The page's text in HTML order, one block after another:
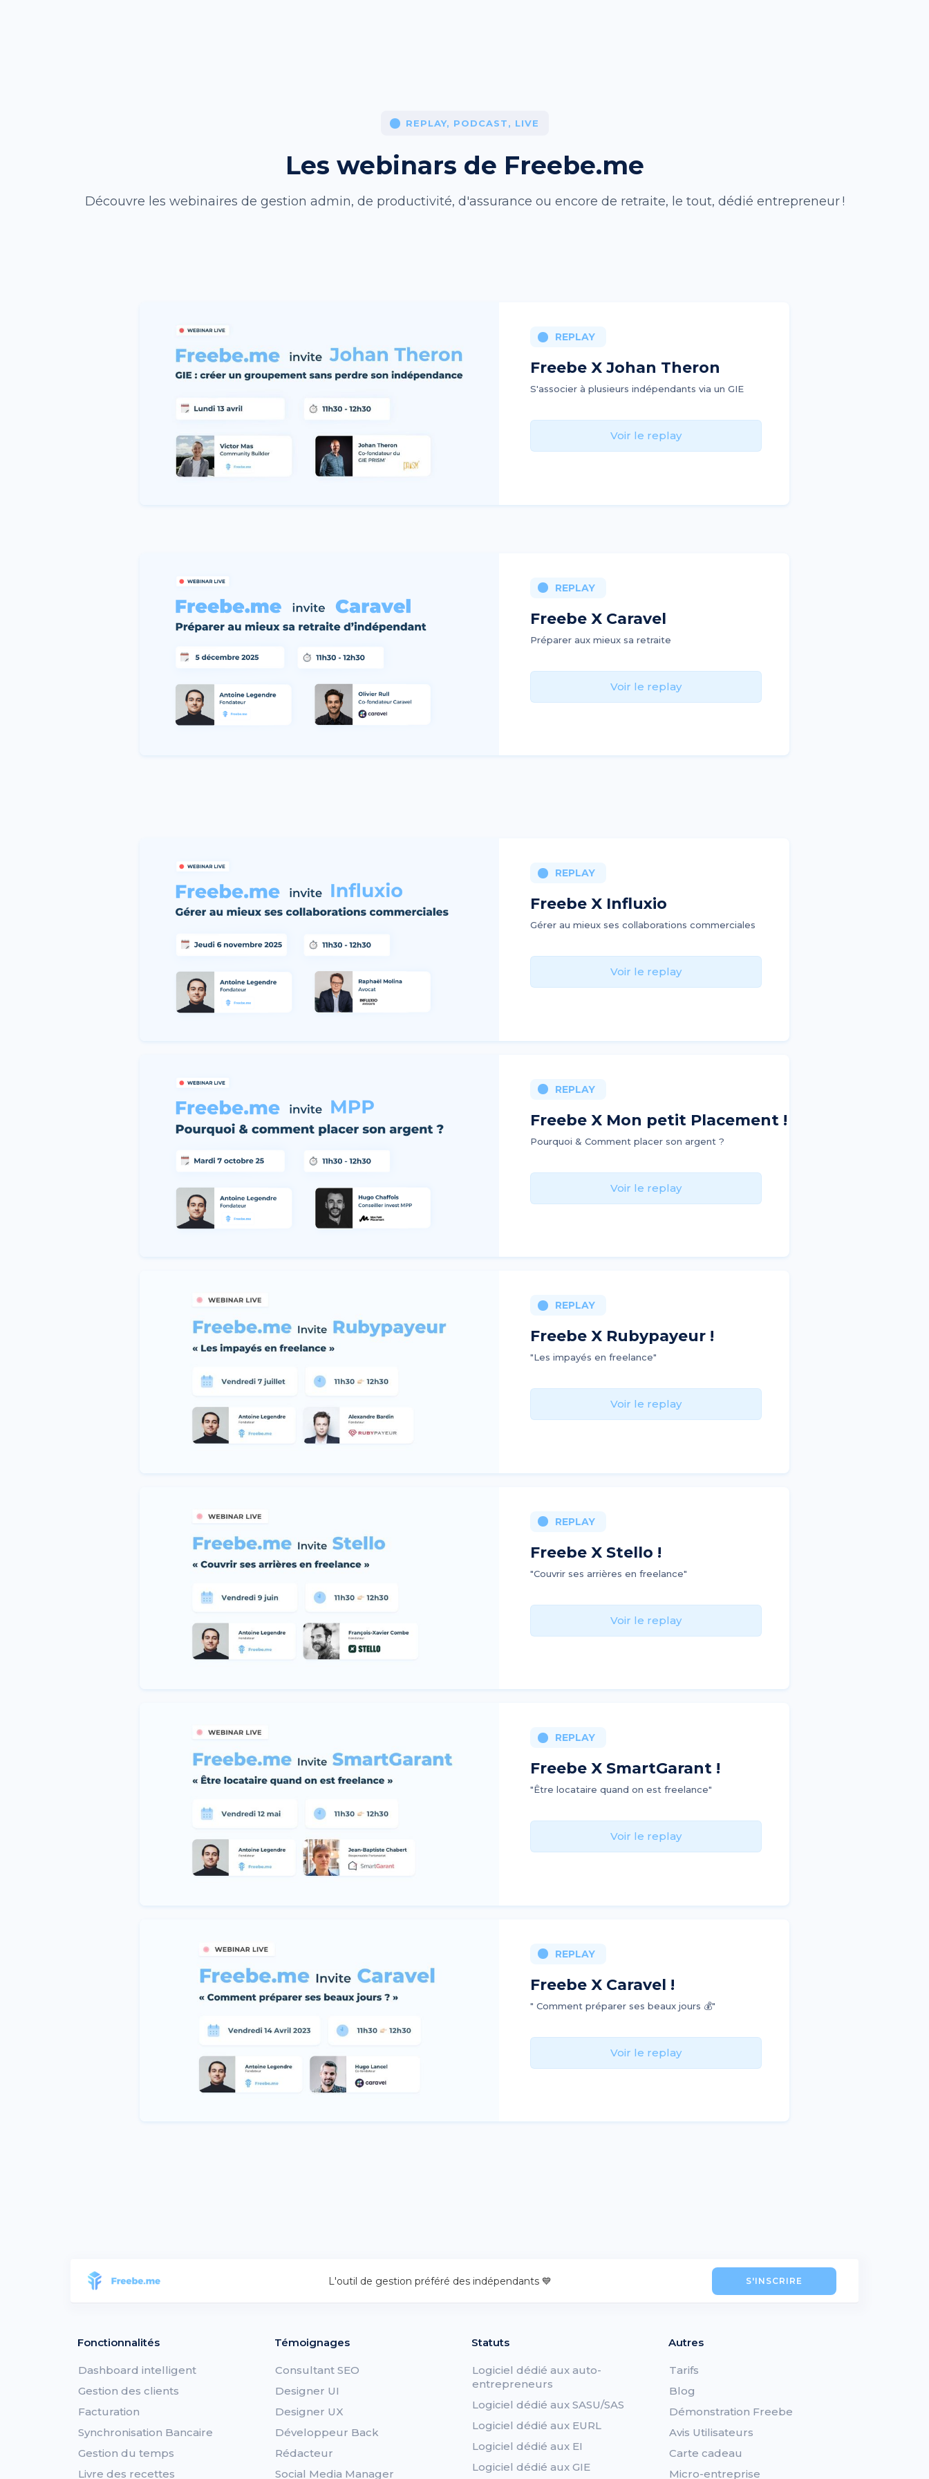
REPLAY, PODCAST, LIVE
Les webinars de Freebe.me
Découvre les webinaires de gestion admin, de productivité, d'assurance ou encore de retraite, le tout, dédié entrepreneur !
REPLAY
Freebe X Johan Theron
S'associer à plusieurs indépendants via un GIE
Voir le replay
REPLAY
Freebe X Caravel
Préparer aux mieux sa retraite
Voir le replay
REPLAY
Freebe X Influxio
Gérer au mieux ses collaborations commerciales
Voir le replay
REPLAY
Freebe X Mon petit Placement !
Pourquoi & Comment placer son argent ?
Voir le replay
REPLAY
Freebe X Rubypayeur !
"Les impayés en freelance"
Voir le replay
REPLAY
Freebe X Stello !
"Couvrir ses arrières en freelance"
Voir le replay
REPLAY
Freebe X SmartGarant !
"Être locataire quand on est freelance"
Voir le replay
REPLAY
Freebe X Caravel !
" Comment préparer ses beaux jours 💰"
Voir le replay
L'outil de gestion préféré des indépendants 💙 S'INSCRIRE
Fonctionnalités
Dashboard intelligent
Gestion des clients
Facturation
Synchronisation Bancaire
Gestion du temps
Livre des recettes
Témoignages
Consultant SEO
Designer UI
Designer UX
Développeur Back
Rédacteur
Social Media Manager
Statuts
Logiciel dédié aux auto-
entrepreneurs
Logiciel dédié aux SASU/SAS
Logiciel dédié aux EURL
Logiciel dédié aux EI
Logiciel dédié aux GIE
Autres
Tarifs
Blog
Démonstration Freebe
Avis Utilisateurs
Carte cadeau
Micro-entreprise